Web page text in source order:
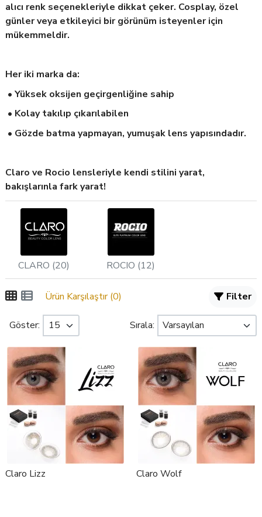
alıcı renk seçenekleriyle dikkat çeker. Cosplay, özel
günler veya etkileyici bir görünüm isteyenler için
mükemmeldir.
Her iki marka da:
• Yüksek oksijen geçirgenliğine sahip
• Kolay takılıp çıkarılabilen
• Gözde batma yapmayan, yumuşak lens yapısındadır.
Claro ve Rocio lensleriyle kendi stilini yarat,
bakışlarınla fark yarat!
CLARO (20) ROCIO (12)
Filter
Ürün Karşılaştır (0)
Göster: Sırala:
Claro Lizz Claro Wolf